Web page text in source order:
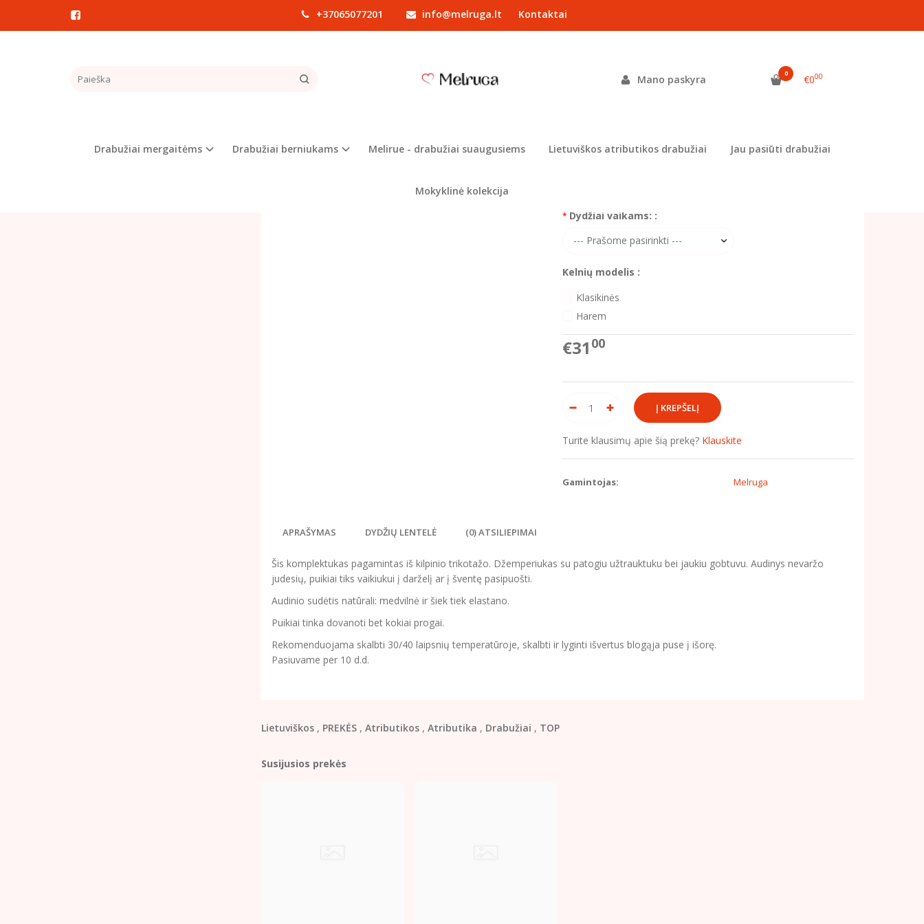
+37065077201 info@melruga.lt Kontaktai
Mano paskyra 0 €000
Drabužiai mergaitėms Drabužiai berniukams Melirue - drabužiai suaugusiems Lietuviškos atributikos drabužiai Jau pasiūti drabužiai
Mokyklinė kolekcija
Dydžiai vaikams: :
Kelnių modelis :
Klasikinės
Harem
€31 00
Turite klausimų apie šią prekę? Klauskite
Gamintojas: Melruga
APRAŠYMAS DYDŽIŲ LENTELĖ (0) ATSILIEPIMAI
Šis komplektukas pagamintas iš kilpinio trikotažo. Džemperiukas su patogiu užtrauktuku bei jaukiu gobtuvu. Audinys nevaržo
judesių, puikiai tiks vaikiukui į darželį ar į šventę pasipuošti.
Audinio sudėtis natūrali: medvilnė ir šiek tiek elastano.
Puikiai tinka dovanoti bet kokiai progai.
Rekomenduojama skalbti 30/40 laipsnių temperatūroje, skalbti ir lyginti išvertus blogąja puse į išorę.
Pasiuvame per 10 d.d.
Lietuviškos, PREKĖS, Atributikos, Atributika , Drabužiai , TOP
Susijusios prekės